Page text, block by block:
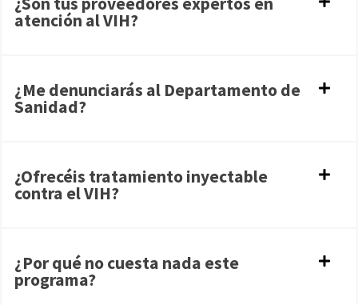
atención al VIH?
¿Me denunciarás al Departamento de
Sanidad?
¿Ofrecéis tratamiento inyectable
contra el VIH?
¿Por qué no cuesta nada este
programa?